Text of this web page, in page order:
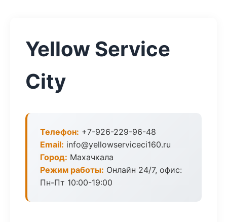
Yellow Service
City
Телефон: +7-926-229-96-48
Email: info@yellowserviceci160.ru
Город: Махачкала
Режим работы: Онлайн 24/7, офис:
Пн-Пт 10:00-19:00